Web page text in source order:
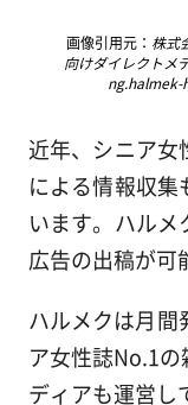
画像引用元： 株式
向けダイレクト
ng.halmek-
近年、シニア女
による情報収
います。ハル
広告の出稿が可
ハルメクは月間
ア女性誌No.1
ディアも運営し